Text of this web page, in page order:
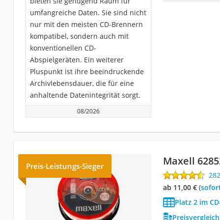
umfangreiche Daten. Sie sind nicht
nur mit den meisten CD-Brennern
kompatibel, sondern auch mit
konventionellen CD-
Abspielgeräten. Ein weiterer
Pluspunkt ist ihre beeindruckende
Archivlebensdauer, die für eine
anhaltende Datenintegrität sorgt.
08/2026
Preis-Leistungs-Sieger Maxell
ab 11,00 €(
Platz 2 im